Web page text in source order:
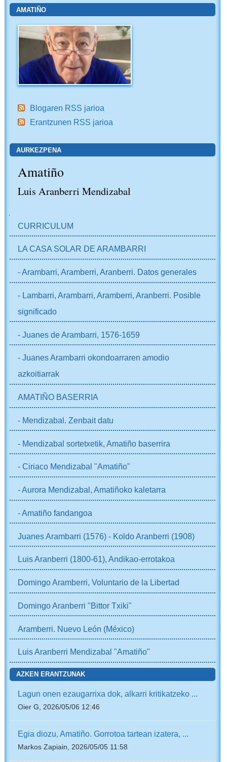
AMATIÑO
Blogaren RSS jarioa
Erantzunen RSS jarioa
AURKEZPENA
Amatiño
Luis Aranberri Mendizabal
CURRICULUM
LA CASA SOLAR DE ARAMBARRI
- Arambarri, Aramberri, Aranberri. Datos generales
- Lambarri, Arambarri, Aramberri, Aranberri. Posible
significado
- Juanes de Arambarri, 1576-1659
- Juanes Arambarri okondoarraren amodio
azkoitiarrak
AMATIÑO BASERRIA
- Mendizabal. Zenbait datu
- Mendizabal sortetxetik, Amatiño baserrira
- Ciriaco Mendizabal "Amatiño"
- Aurora Mendizabal, Amatiñoko kaletarra
- Amatiño fandangoa
Juanes Arambarri (1576) - Koldo Aranberri (1908)
Luis Aranberri (1800-61), Andikao-errotakoa
Domingo Aramberri, Voluntario de la Libertad
Domingo Aranberri "Bittor Txiki"
Aramberri. Nuevo León (México)
Luis Aranberri Mendizabal "Amatiño"
AZKEN ERANTZUNAK
Lagun onen ezaugarrixa dok, alkarri kritikatzeko ...
Oier G, 2026/05/06 12:46
Egia diozu, Amatiño. Gorrotoa tartean izatera, ...
Markos Zapiain, 2026/05/05 11:58